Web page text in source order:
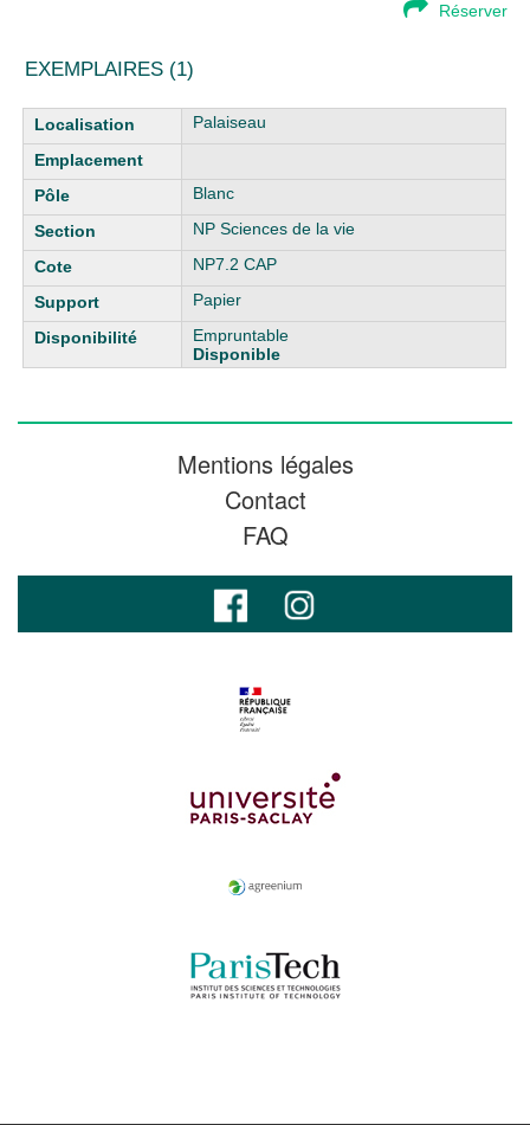
Réserver
EXEMPLAIRES (1)
Liste des exemplaires Palaiseau
Blanc
NP Sciences de la vie
NP7.2 CAP
Papier
Empruntable
Disponible
Mentions légales
Contact
FAQ